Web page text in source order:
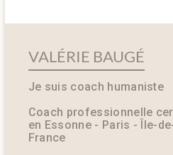
VALÉRIE BAUGÉ
Je suis coach humaniste
Coach professionnelle
en Essonne - Paris - Île-
France